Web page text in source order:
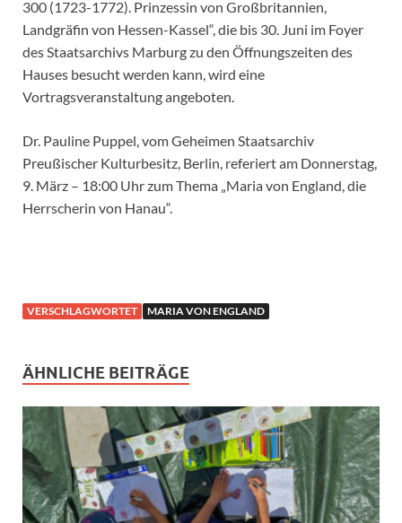
300 (1723-1772). Prinzessin von Großbritannien,
Landgräfin von Hessen-Kassel“, die bis 30. Juni im Foyer
des Staatsarchivs Marburg zu den Öffnungszeiten des
Hauses besucht werden kann, wird eine
Vortragsveranstaltung angeboten.
Dr. Pauline Puppel, vom Geheimen Staatsarchiv
Preußischer Kulturbesitz, Berlin, referiert am Donnerstag,
9. März – 18:00 Uhr zum Thema „Maria von England, die
Herrscherin von Hanau“.
VERSCHLAGWORTET MARIA VON ENGLAND
ÄHNLICHE BEITRÄGE